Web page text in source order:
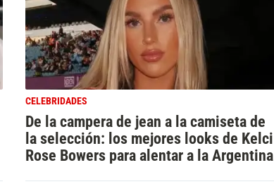
CELEBRIDADES
De la campera de jean a la camiseta de
la selección: los mejores looks de Kelci
Rose Bowers para alentar a la Argentina